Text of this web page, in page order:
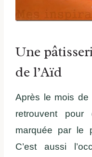
Une
de l’Aïd
Après le mois de
retrouvent pour
marquée par le
C’est aussi